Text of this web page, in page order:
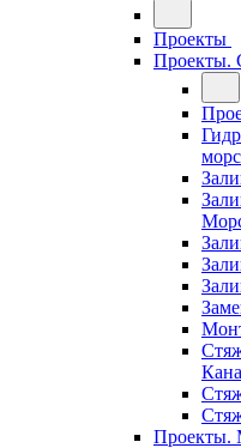
Проекты
Проекты.
Проекты.